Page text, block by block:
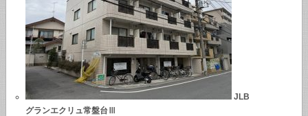
JLB
グランエクリュ常盤台Ⅲ